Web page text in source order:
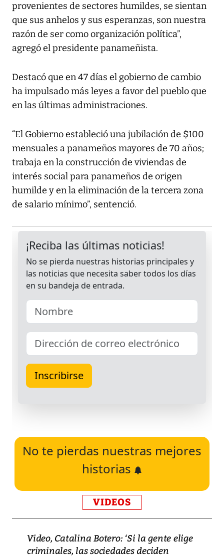
provenientes de sectores humildes, se sientan
que sus anhelos y sus esperanzas, son nuestra
razón de ser como organización política”,
agregó el presidente panameñista.
Destacó que en 47 días el gobierno de cambio
ha impulsado más leyes a favor del pueblo que
en las últimas administraciones.
“El Gobierno estableció una jubilación de $100
mensuales a panameños mayores de 70 años;
trabaja en la construcción de viviendas de
interés social para panameños de origen
humilde y en la eliminación de la tercera zona
de salario mínimo”, sentenció.
No te pierdas nuestras mejores
historias
VIDEOS
Video, Catalina Botero: ‘Si la gente elige
criminales, las sociedades deciden